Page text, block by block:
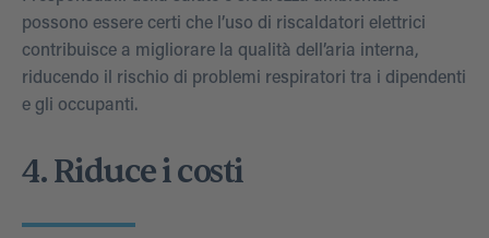
possono essere certi che l’uso di riscaldatori elettrici
contribuisce a migliorare la qualità dell’aria interna,
riducendo il rischio di problemi respiratori tra i dipendenti
e gli occupanti.
4. Riduce i costi